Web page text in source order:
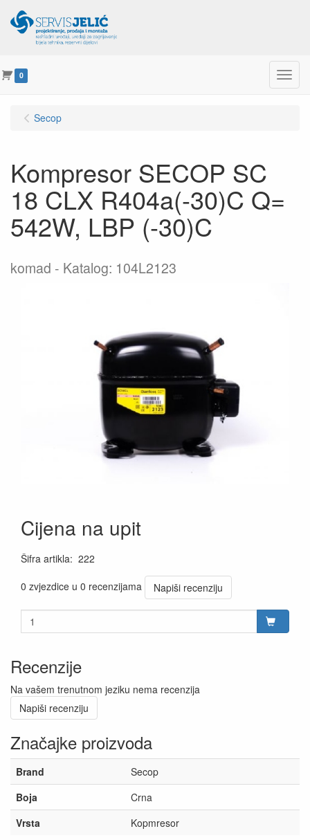
0 Menu
Secop
Kompresor SECOP SC
18 CLX R404a(-30)C Q=
542W, LBP (-30)C
komad Katalog: 104L2123
Cijena na upit
Šifra artikla: 222
0 zvjezdice u 0 recenzijama
Napiši recenziju
Recenzije
Na vašem trenutnom jeziku nema recenzija
Napiši recenziju
Značajke proizvoda
Brand
Secop
Boja
Crna
Vrsta
Kopmresor